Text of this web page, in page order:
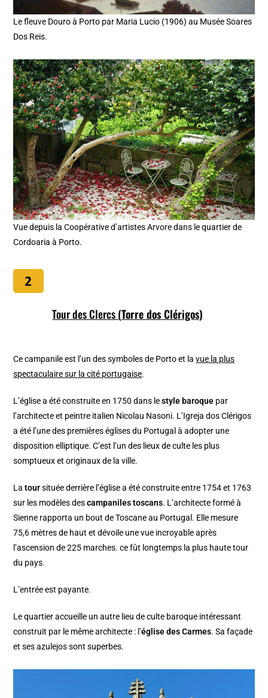
Le fleuve Douro à Porto par Maria Lucio (1906) au Musée Soares
Dos Reis.
Vue depuis la Coopérative d’artistes Arvore dans le quartier de
Cordoaria à Porto.
Tour des Clercs (Torre dos Clérigos)
Ce campanile est l’un des symboles de Porto et lavue la plus
spectaculaire sur la cité portugaise.
L’église a été construite en 1750 dans lestyle baroque par
l’architecte et peintre italien Nicolau Nasoni. L’Igreja dos Clérigos
a été l’une des premières églises du Portugal à adopter une
disposition elliptique. C’est l’un des lieux de culte les plus
somptueux et originaux de la ville.
Latoursituée derrière l’église a été construite entre 1754 et 1763
sur les modèles descampaniles toscans. L’architecte formé à
Sienne rapporta un bout de Toscane au Portugal. Elle mesure
75,6 mètres de haut et dévoile une vue incroyable après
l’ascension de 225 marches. ce fût longtemps la plus haute tour
du pays.
L’entrée est payante.
Le quartier accueille un autre lieu de culte baroque intéressant
construit par le même architecte : l’église des Carmes. Sa façade
et ses azulejos sont superbes.